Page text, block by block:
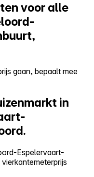
voor alle
gaan, bepaalt mee
in
Espelervaart-